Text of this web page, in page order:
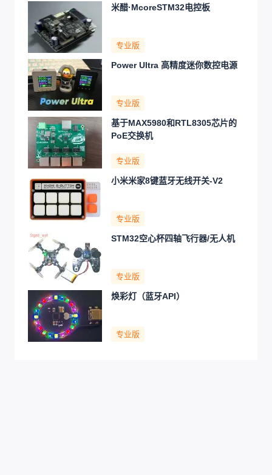
米醋·McoreSTM32电控板
专业版
Power Ultra 高精度迷你数控电源
专业版
基于MAX5980和RTL8305芯片的
PoE交换机
专业版
小米米家8键蓝牙无线开关-V2
专业版
STM32空心杯四轴飞行器/无人机
专业版
焕彩灯（蓝牙API）
专业版